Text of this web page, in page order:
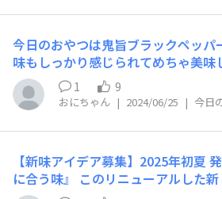
今日のおやつは鬼旨ブラックペッパ
味もしっかり感じられてめちゃ美味
1 9
おにちゃん | 2024/06/25 | 今日
【新味アイデア募集】2025年初夏
に合う味』 このリニューアルした